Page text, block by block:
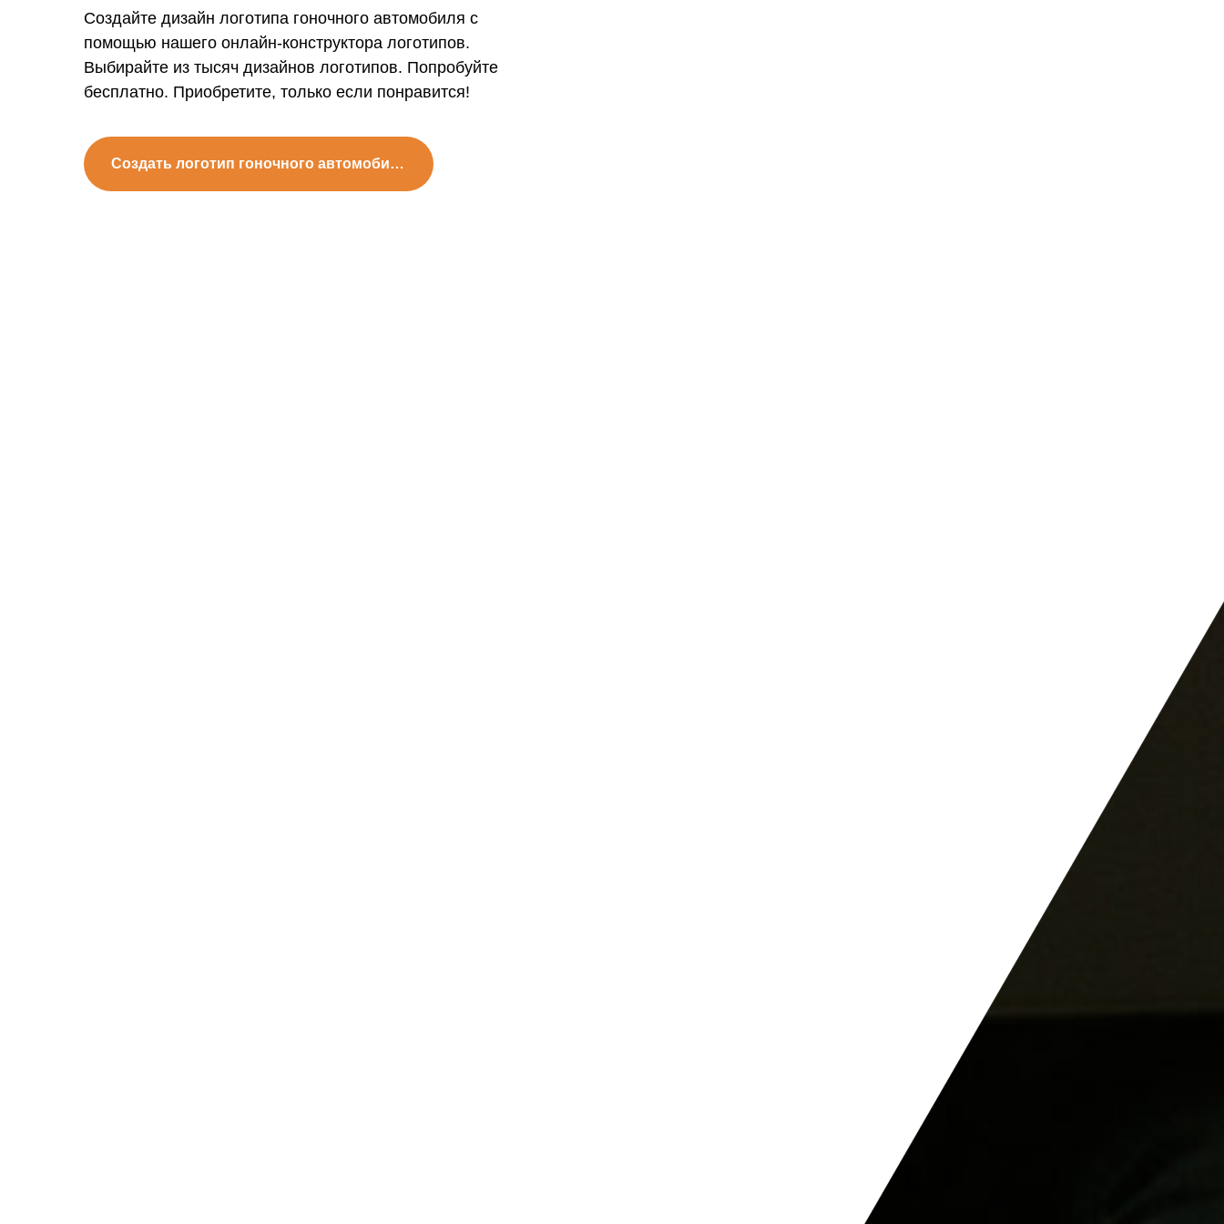
Создайте дизайн логотипа гоночного автомобиля с
помощью нашего онлайн-конструктора логотипов.
Выбирайте из тысяч дизайнов логотипов. Попробуйте
бесплатно. Приобретите, только если понравится!
Создать логотип гоночного автомобиля